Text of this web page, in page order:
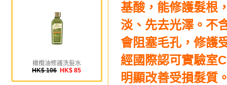
橄欖油修護洗髮水
HK$ 106 HK$ 85
基酸，能修護髮根
淡、先去光澤。不
會阻塞毛孔，修護
經國際認可實驗室
明顯改善受損髮質